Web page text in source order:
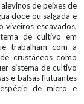
de peixes de
doce ou salgada e
viveiros escavados,
de cultivo em
trabalham com a
crustáceos como
sistema de cultivo
e balsas flutuantes
de micro e